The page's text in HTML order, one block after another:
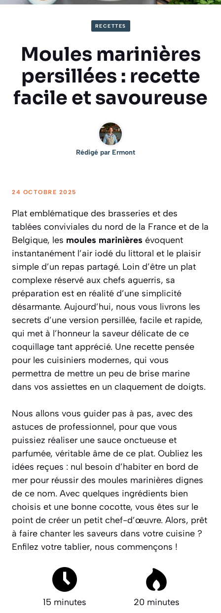
RECETTES
Moules marinières
persillées : recette
facile et savoureuse
Rédigé par Ermont
24 OCTOBRE 2025
Plat emblématique des brasseries et des
tablées conviviales du nord de la France et de la
Belgique, les moules marinières évoquent
instantanément l’air iodé du littoral et le plaisir
simple d’un repas partagé. Loin d’être un plat
complexe réservé aux chefs aguerris, sa
préparation est en réalité d’une simplicité
désarmante. Aujourd’hui, nous vous livrons les
secrets d’une version persillée, facile et rapide,
qui met à l’honneur la saveur délicate de ce
coquillage tant apprécié. Une recette pensée
pour les cuisiniers modernes, qui vous
permettra de mettre un peu de brise marine
dans vos assiettes en un claquement de doigts.
Nous allons vous guider pas à pas, avec des
astuces de professionnel, pour que vous
puissiez réaliser une sauce onctueuse et
parfumée, véritable âme de ce plat. Oubliez les
idées reçues : nul besoin d’habiter en bord de
mer pour réussir des moules marinières dignes
de ce nom. Avec quelques ingrédients bien
choisis et une bonne cocotte, vous êtes sur le
point de créer un petit chef-d’œuvre. Alors, prêt
à faire chanter les saveurs dans votre cuisine ?
Enfilez votre tablier, nous commençons !
15 minutes 20 minutes